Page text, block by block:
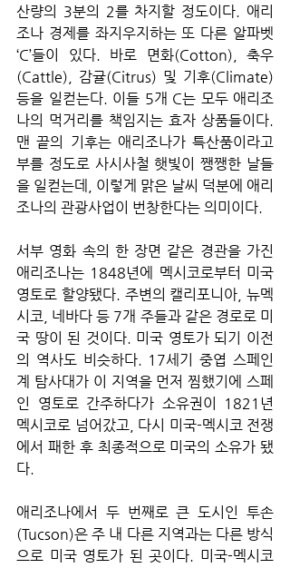
산량의 3분의 2를 차지할 정도이다. 애리
조나 경제를 좌지우지하는 또 다른 알파벳
‘C’들이 있다. 바로 면화(Cotton), 축우
(Cattle), 감귤(Citrus) 및 기후(Climate)
등을 일컫는다. 이들 5개 C는 모두 애리조
나의 먹거리를 책임지는 효자 상품들이다.
맨 끝의 기후는 애리조나가 특산품이라고
부를 정도로 사시사철 햇빛이 쨍쨍한 날들
을 일컫는데, 이렇게 맑은 날씨 덕분에 애리
조나의 관광사업이 번창한다는 의미이다.
서부 영화 속의 한 장면 같은 경관을 가진
애리조나는 1848년에 멕시코로부터 미국
영토로 할양됐다. 주변의 캘리포니아, 뉴멕
시코, 네바다 등 7개 주들과 같은 경로로 미
국 땅이 된 것이다. 미국 영토가 되기 이전
의 역사도 비슷하다. 17세기 중엽 스페인
계 탐사대가 이 지역을 먼저 찜했기에 스페
인 영토로 간주하다가 소유권이 1821년
멕시코로 넘어갔고, 다시 미국-멕시코 전쟁
에서 패한 후 최종적으로 미국의 소유가 됐
다.
애리조나에서 두 번째로 큰 도시인 투손
(Tucson)은 주 내 다른 지역과는 다른 방식
으로 미국 영토가 된 곳이다. 미국-멕시코